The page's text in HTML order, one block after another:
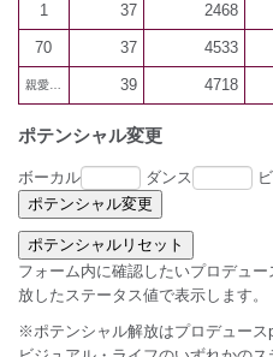
1 37 2468
70 37 4533
親愛300 39 4718
ポテンシャル変更
ボーカル ダンス
フォーム内に確認したいプロデュ
放したステータス値で表示します。
※ポテンシャル解放はプロデュース